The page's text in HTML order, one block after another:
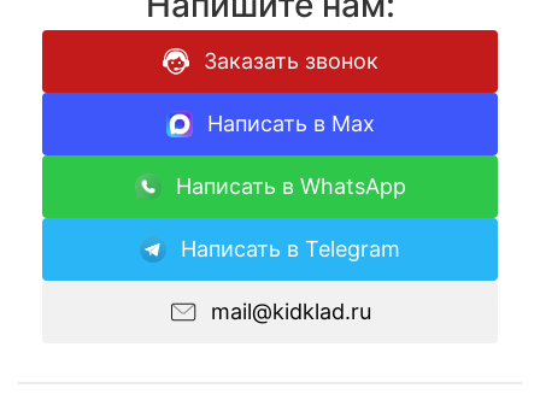
Заказать звонок
Написать в Max
Написать в WhatsApp
Написать в Telegram
mail@kidklad.ru